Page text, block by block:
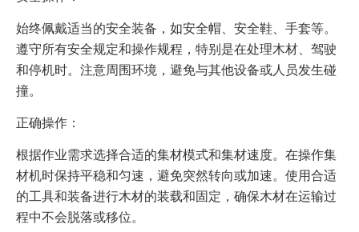
始终佩戴适当的安全装备，如安全帽、安全鞋、手套等。
遵守所有安全规定和操作规程，特别是在处理木材、驾驶
和停机时。注意周围环境，避免与其他设备或人员发生碰
撞。
正确操作：
根据作业需求选择合适的集材模式和集材速度。在操作集
材机时保持平稳和匀速，避免突然转向或加速。使用合适
的工具和装备进行木材的装载和固定，确保木材在运输过
程中不会脱落或移位。